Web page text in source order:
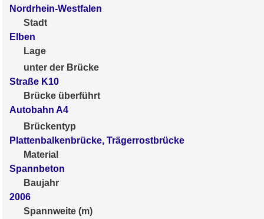
Nordrhein-Westfalen
Stadt
Elben
Lage
unter der Brücke
Straße K10
Brücke überführt
Autobahn A4
Brückentyp
Plattenbalkenbrücke, Trägerrostbrücke
Material
Spannbeton
Baujahr
2006
Spannweite (m)